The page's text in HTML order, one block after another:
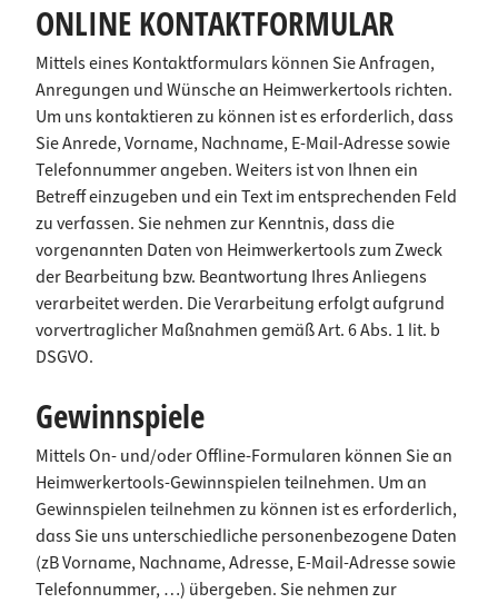
ONLINE KONTAKTFORMULAR
Mittels eines Kontaktformulars können Sie Anfragen,
Anregungen und Wünsche an Heimwerkertools richten.
Um uns kontaktieren zu können ist es erforderlich, dass
Sie Anrede, Vorname, Nachname, E-Mail-Adresse sowie
Telefonnummer angeben. Weiters ist von Ihnen ein
Betreff einzugeben und ein Text im entsprechenden Feld
zu verfassen. Sie nehmen zur Kenntnis, dass die
vorgenannten Daten von Heimwerkertools zum Zweck
der Bearbeitung bzw. Beantwortung Ihres Anliegens
verarbeitet werden. Die Verarbeitung erfolgt aufgrund
vorvertraglicher Maßnahmen gemäß Art. 6 Abs. 1 lit. b
DSGVO.
Gewinnspiele
Mittels On- und/oder Offline-Formularen können Sie an
Heimwerkertools-Gewinnspielen teilnehmen. Um an
Gewinnspielen teilnehmen zu können ist es erforderlich,
dass Sie uns unterschiedliche personenbezogene Daten
(zB Vorname, Nachname, Adresse, E-Mail-Adresse sowie
Telefonnummer, …) übergeben. Sie nehmen zur